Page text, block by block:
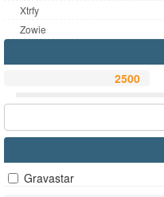
Xtrfy
Zowie
Gravastar